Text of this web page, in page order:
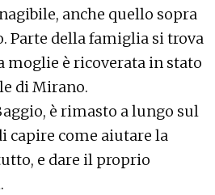
anche quello sopra
Parte della famiglia si trova
moglie è ricoverata in stato
di Mirano.
è rimasto a lungo sul
capire come aiutare la
e dare il proprio